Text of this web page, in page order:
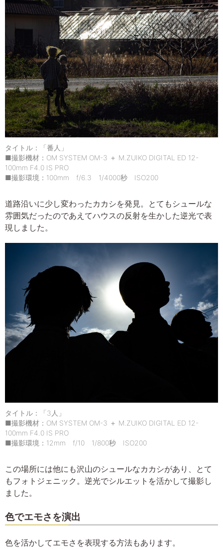
タイトル：「番人」
■撮影機材：OM SYSTEM OM-3 ＋ M.ZUIKO DIGITAL ED 12-
100mm F4.0 IS PRO
■撮影環境：100mm f/6.3 1/4000秒 ISO200
道路沿いに少し変わったカカシを発見。とてもシュールな
雰囲気だったのであえてハウスの反射を生かした逆光で表
現しました。
タイトル：「3人」
■撮影機材：OM SYSTEM OM-3 ＋ M.ZUIKO DIGITAL ED 12-
100mm F4.0 IS PRO
■撮影環境：12mm f/10 1/800秒 ISO200
この場所には他にも沢山のシュールなカカシがあり、とて
もフォトジェニック。逆光でシルエットを活かして撮影し
ました。
色でエモさを演出
色を活かしてエモさを表現する方法もあります。